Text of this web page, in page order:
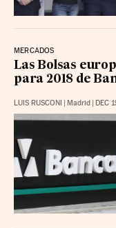
MERCADOS
Las Bolsas
para 2018 de
LUIS RUSCONI | Madrid | DEC